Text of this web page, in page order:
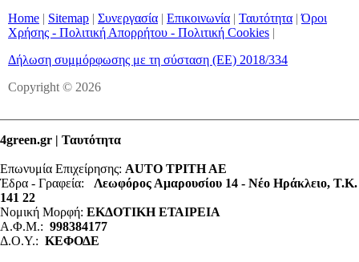
Home | Sitemap | Συνεργασία | Επικοινωνία | Ταυτότητα |Όροι
Χρήσης - Πολιτική Απορρήτου - Πολιτική Cookies |
Δήλωση συμμόρφωσης με τη σύσταση (ΕΕ) 2018/334
Copyright © 2026
4green.gr | Ταυτότητα
Επωνυμία Επιχείρησης: AUTO ΤΡΙΤΗ ΑΕ
Έδρα - Γραφεία: Λεωφόρος Αμαρουσίου 14 - Νέο Ηράκλειο, Τ.Κ.
141 22
Νομική Μορφή: ΕΚΔΟΤΙΚΗ ΕΤΑΙΡΕΙΑ
Α.Φ.Μ.: 998384177
Δ.Ο.Υ.: ΚΕΦΟΔΕ